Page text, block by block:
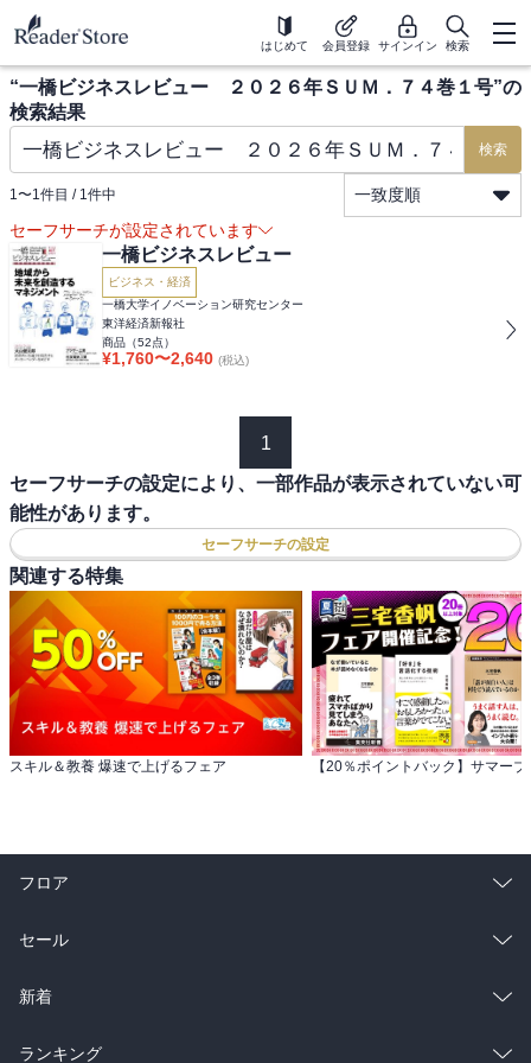
はじめて 会員登録 サインイン 検索
“一橋ビジネスレビュー ２０２６年ＳＵＭ．７４巻１号”の
検索結果
検索
1〜1件目 / 1件中
一致度順
セーフサーチが設定されています
一橋ビジネスレビュー
ビジネス・経済
一橋大学イノベーション研究センター
東洋経済新報社
商品（52点）
¥1,760〜2,640 (税込)
1
セーフサーチの設定により、一部作品が表示されていない可
能性があります。
セーフサーチの設定
関連する特集
スキル＆教養 爆速で上げるフェア
フロア
総合
ラノベ
雑誌・グラビア
セール
総合
ラノベ
新着
総合
ランキング